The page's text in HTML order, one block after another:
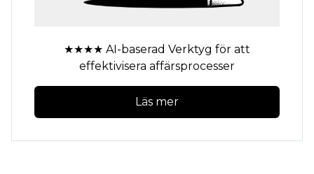
★★★★ AI-baserad Verktyg för att
effektivisera affärsprocesser
Läs mer